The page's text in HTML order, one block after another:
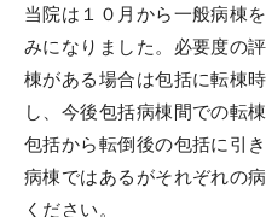
当院は１０月から一般病棟
みになりました。必要度の
棟がある場合は包括に転棟
し、今後包括病棟間での転
包括から転倒後の包括に引
病棟ではあるがそれぞれの
ください。